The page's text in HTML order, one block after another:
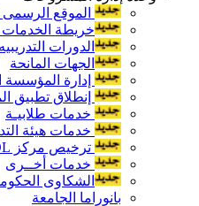
الموقع
خريطة الخدمات
الدورات
الجهات المانحة
إدارة المؤسسة
إنطلاق تطبيق
خدمات طلابيـة
خدمات هيئة
ترخيص مركز ICDL بالجامعة
خدمات أخــرى
الشكاوى
بانوراما الجامعة